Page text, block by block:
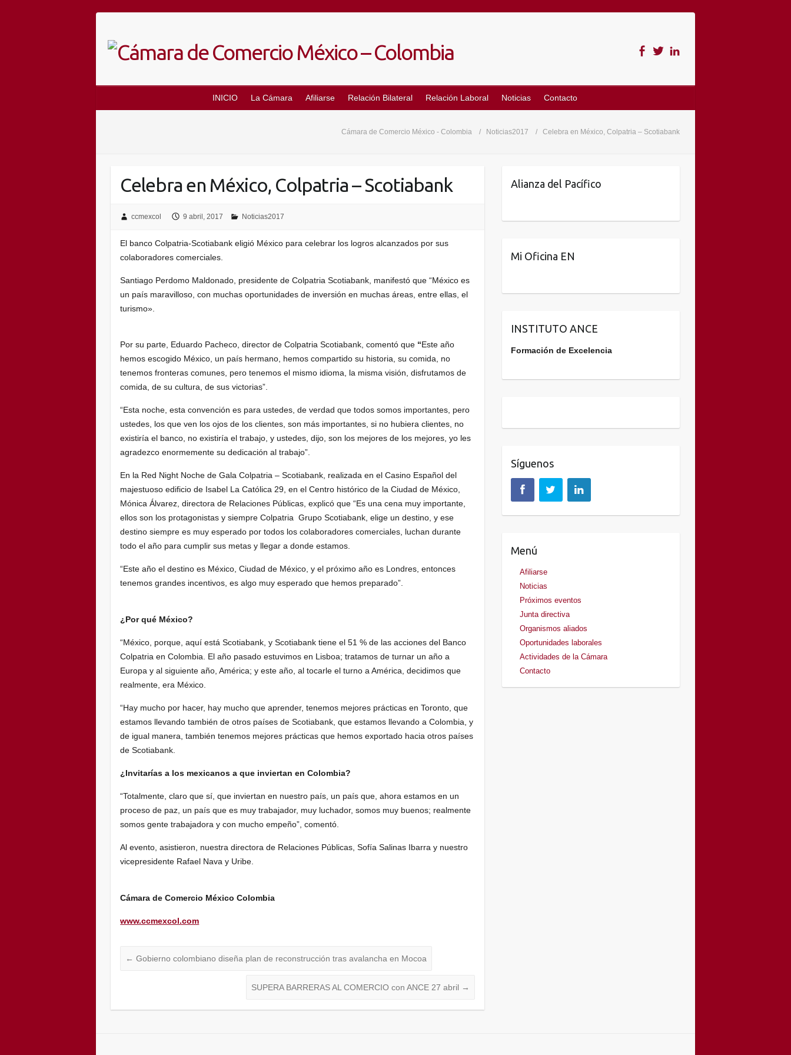
INICIO La Cámara Afiliarse Relación Bilateral Relación Laboral Noticias Contacto
Cámara de Comercio México - Colombia Noticias2017 Celebra en México, Colpatria – Scotiabank
Celebra en México, Colpatria – Scotiabank
ccmexcol 9 abril, 2017 Noticias2017
El banco Colpatria-Scotiabank eligió México para celebrar los logros alcanzados por sus
colaboradores comerciales.
Santiago Perdomo Maldonado, presidente de Colpatria Scotiabank, manifestó que “México es
un país maravilloso, con muchas oportunidades de inversión en muchas áreas, entre ellas, el
turismo».
Por su parte, Eduardo Pacheco, director de Colpatria Scotiabank, comentó que “Este año
hemos escogido México, un país hermano, hemos compartido su historia, su comida, no
tenemos fronteras comunes, pero tenemos el mismo idioma, la misma visión, disfrutamos de
comida, de su cultura, de sus victorias”.
“Esta noche, esta convención es para ustedes, de verdad que todos somos importantes, pero
ustedes, los que ven los ojos de los clientes, son más importantes, si no hubiera clientes, no
existiría el banco, no existiría el trabajo, y ustedes, dijo, son los mejores de los mejores, yo les
agradezco enormemente su dedicación al trabajo”.
En la Red Night Noche de Gala Colpatria – Scotiabank, realizada en el Casino Español del
majestuoso edificio de Isabel La Católica 29, en el Centro histórico de la Ciudad de México,
Mónica Álvarez, directora de Relaciones Públicas, explicó que “Es una cena muy importante,
ellos son los protagonistas y siempre Colpatria Grupo Scotiabank, elige un destino, y ese
destino siempre es muy esperado por todos los colaboradores comerciales, luchan durante
todo el año para cumplir sus metas y llegar a donde estamos.
“Este año el destino es México, Ciudad de México, y el próximo año es Londres, entonces
tenemos grandes incentivos, es algo muy esperado que hemos preparado”.
¿Por qué México?
“México, porque, aquí está Scotiabank, y Scotiabank tiene el 51 % de las acciones del Banco
Colpatria en Colombia. El año pasado estuvimos en Lisboa; tratamos de turnar un año a
Europa y al siguiente año, América; y este año, al tocarle el turno a América, decidimos que
realmente, era México.
“Hay mucho por hacer, hay mucho que aprender, tenemos mejores prácticas en Toronto, que
estamos llevando también de otros países de Scotiabank, que estamos llevando a Colombia, y
de igual manera, también tenemos mejores prácticas que hemos exportado hacia otros países
de Scotiabank.
¿Invitarías a los mexicanos a que inviertan en Colombia?
“Totalmente, claro que sí, que inviertan en nuestro país, un país que, ahora estamos en un
proceso de paz, un país que es muy trabajador, muy luchador, somos muy buenos; realmente
somos gente trabajadora y con mucho empeño”, comentó.
Al evento, asistieron, nuestra directora de Relaciones Públicas, Sofía Salinas Ibarra y nuestro
vicepresidente Rafael Nava y Uribe.
Cámara de Comercio México Colombia
www.ccmexcol.com
← Gobierno colombiano diseña plan de reconstrucción tras avalancha en Mocoa
SUPERA BARRERAS AL COMERCIO con ANCE 27 abril →
Alianza del Pacífico
Mi Oficina EN
INSTITUTO ANCE
Formación de Excelencia
Síguenos
Menú
Afiliarse
Noticias
Próximos eventos
Junta directiva
Organismos aliados
Oportunidades laborales
Actividades de la Cámara
Contacto